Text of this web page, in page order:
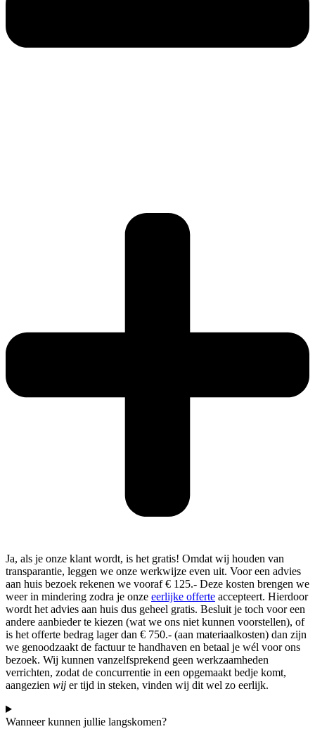
Ja, als je onze klant wordt, is het gratis! Omdat wij houden van
transparantie, leggen we onze werkwijze even uit. Voor een advies
aan huis bezoek rekenen we vooraf € 125.- Deze kosten brengen we
weer in mindering zodra je onze eerlijke offerte accepteert. Hierdoor
wordt het advies aan huis dus geheel gratis. Besluit je toch voor een
andere aanbieder te kiezen (wat we ons niet kunnen voorstellen), of
is het offerte bedrag lager dan € 750.- (aan materiaalkosten) dan zijn
we genoodzaakt de factuur te handhaven en betaal je wél voor ons
bezoek. Wij kunnen vanzelfsprekend geen werkzaamheden
verrichten, zodat de concurrentie in een opgemaakt bedje komt,
aangezien wij er tijd in steken, vinden wij dit wel zo eerlijk.
Wanneer kunnen jullie langskomen?